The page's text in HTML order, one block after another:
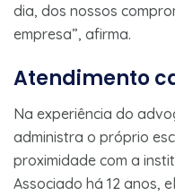
dia, dos nossos
empresa”, afirma.
Atendimento
Na experiência do
administra o próprio
proximidade com a
Associado há 12 anos,